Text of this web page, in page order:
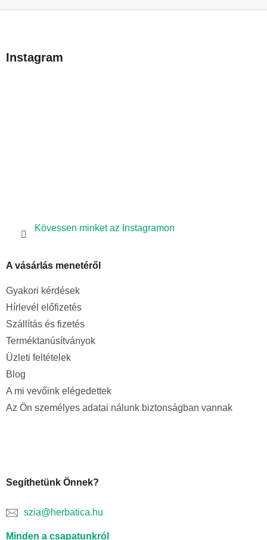
bInstagram
Kövessen minket az Instagramon
A vásárlás menetéről
Gyakori kérdések
Hírlevél előfizetés
Szállítás és fizetés
Terméktanúsítványok
Üzleti feltételek
Blog
A mi vevőink elégedettek
Az Ön személyes adatai nálunk biztonságban vannak
Segíthetünk Önnek?
szia@herbatica.hu
Minden a csapatunkról